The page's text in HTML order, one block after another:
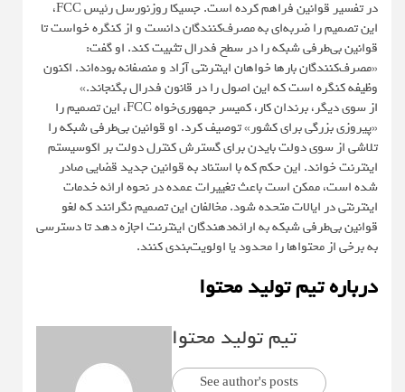
در تفسیر قوانین فراهم کرده است. جسیکا روزنورسل رئیس FCC،
این تصمیم را ضربه‌ای به مصرف‌کنندگان دانست و از کنگره خواست تا
قوانین بی‌طرفی شبکه را در سطح فدرال تثبیت کند. او گفت:
«مصرف‌کنندگان بارها خواهان اینترنتی آزاد و منصفانه بوده‌اند. اکنون
وظیفه کنگره است که این اصول را در قانون فدرال بگنجاند.»
از سوی دیگر، برندان کار، کمیسر جمهوری‌خواه FCC، این تصمیم را
«پیروزی بزرگی برای کشور» توصیف کرد. او قوانین بی‌طرفی شبکه را
تلاشی از سوی دولت بایدن برای گسترش کنترل دولت بر اکوسیستم
اینترنت خواند. این حکم که با استناد به قوانین جدید قضایی صادر
شده است، ممکن است باعث تغییرات عمده در نحوه ارائه خدمات
اینترنتی در ایالات متحده شود. مخالفان این تصمیم نگرانند که لغو
قوانین بی‌طرفی شبکه به ارائه‌دهندگان اینترنت اجازه دهد تا دسترسی
به برخی از محتواها را محدود یا اولویت‌بندی کنند.
درباره تیم تولید محتوا
تیم تولید محتوا
See author's posts